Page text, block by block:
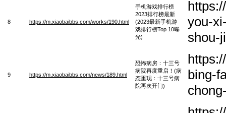
8 https://m.xiaobaibbs.com/works/190.html
手机游戏排行榜
2023排行榜最新
(2023最新手机游
戏排行榜Top 10曝
光)
you-
shou-
9 https://m.xiaobaibbs.com/news/189.html
恐怖病房：十三号
病院再度重启！(病
态重现：十三号病
院再次开门)
bing-